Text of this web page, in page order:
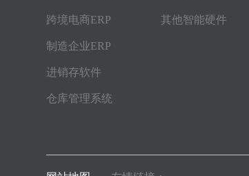
跨境电商ERP
制造企业ERP
进销存软件
仓库管理系统
其他智能硬件